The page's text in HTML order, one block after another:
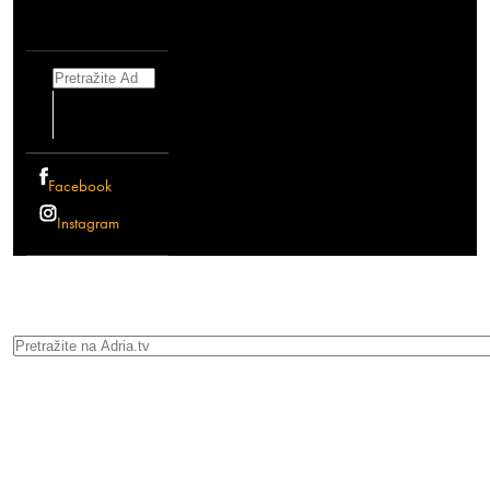
Search
Facebook
Instagram
Search